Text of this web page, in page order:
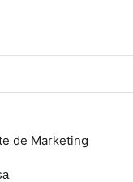
de Marketing